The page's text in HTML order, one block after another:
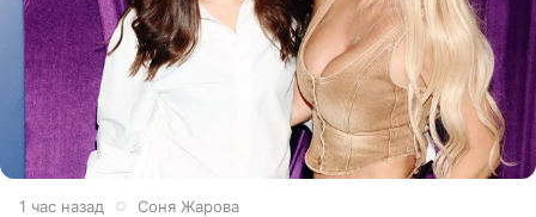
1 час назад Соня Жарова